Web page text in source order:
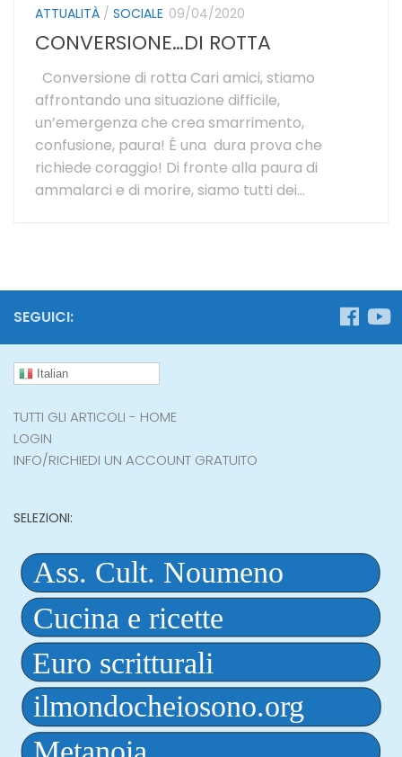
ATTUALITÀ / SOCIALE 09/04/2020
CONVERSIONE…DI ROTTA
Conversione di rotta Cari amici, stiamo
affrontando una situazione difficile,
un’emergenza che crea smarrimento,
confusione, paura! É una dura prova che
richiede coraggio! Di fronte alla paura di
ammalarci e di morire, siamo tutti dei...
SEGUICI:
Italian
TUTTI GLI ARTICOLI - HOME
LOGIN
INFO/RICHIEDI UN ACCOUNT GRATUITO
SELEZIONI: